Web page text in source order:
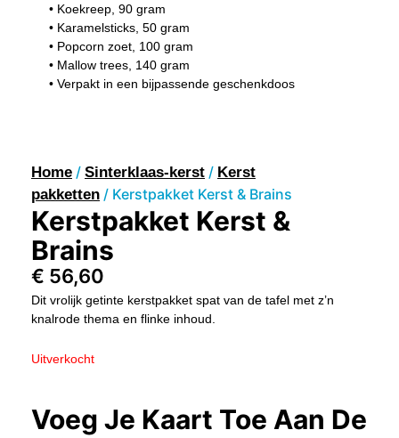
• Koekreep, 90 gram
• Karamelsticks, 50 gram
• Popcorn zoet, 100 gram
• Mallow trees, 140 gram
• Verpakt in een bijpassende geschenkdoos
Home / Sinterklaas-kerst / Kerst
pakketten / Kerstpakket Kerst & Brains
Kerstpakket Kerst &
Brains
€ 56,60
Dit vrolijk getinte kerstpakket spat van de tafel met z’n
knalrode thema en flinke inhoud.
Uitverkocht
Voeg Je Kaart Toe Aan De